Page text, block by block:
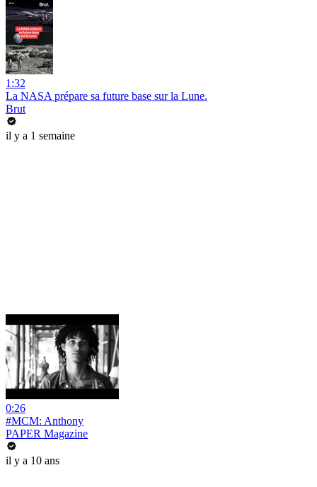
1:32
La NASA prépare sa future base sur la Lune.
Brut
il y a 1 semaine
0:26
#MCM: Anthony
PAPER Magazine
il y a 10 ans